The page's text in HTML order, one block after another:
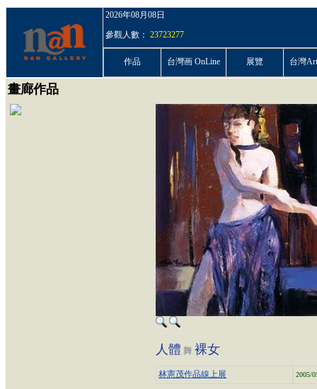
2026年08月08日
參觀人數： 23723277
作品 台灣画 OnLine 展覽 台灣
畫廊作品
人體 舞 裸女
林憲茂作品線上展 2005/